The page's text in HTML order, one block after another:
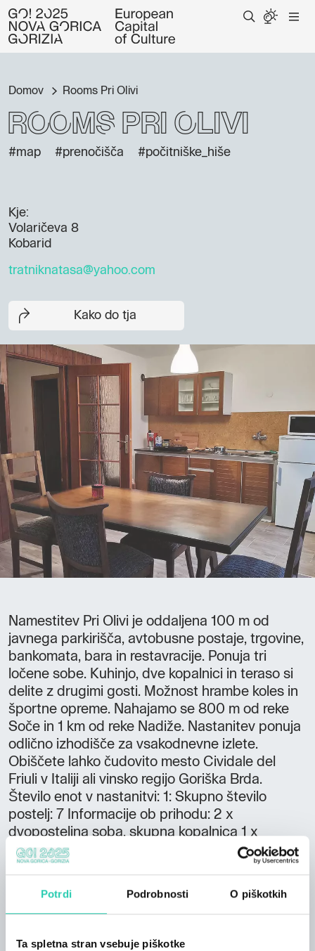
Potrdi Podrobnosti O piškotkih
Ta spletna stran vsebuje piškotke
Domov Rooms Pri Olivi
Rooms Pri Olivi
#map #prenočišča #počitniške_hiše
Kje:
Volaričeva 8
Kobarid
tratniknatasa@yahoo.com
Kako do tja
Namestitev Pri Olivi je oddaljena 100 m od
javnega parkirišča, avtobusne postaje, trgovine,
bankomata, bara in restavracije. Ponuja tri
ločene sobe. Kuhinjo, dve kopalnici in teraso si
delite z drugimi gosti. Možnost hrambe koles in
športne opreme. Nahajamo se 800 m od reke
Soče in 1 km od reke Nadiže. Nastanitev ponuja
odlično izhodišče za vsakodnevne izlete.
Obiščete lahko čudovito mesto Cividale del
Friuli v Italiji ali vinsko regijo Goriška Brda.
Število enot v nastanitvi: 1: Skupno število
postelj: 7 Informacije ob prihodu: 2 x
dvoposteljna soba, skupna kopalnica 1 x
triposteljna soba, skupna kopalnica: Prihod po
17.00 Odhod do 11.00